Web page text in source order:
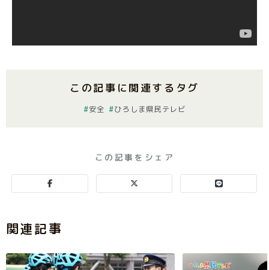
この記事に関連するタグ
安全 ひろしま県民テレビ
この記事をシェア
関連記事